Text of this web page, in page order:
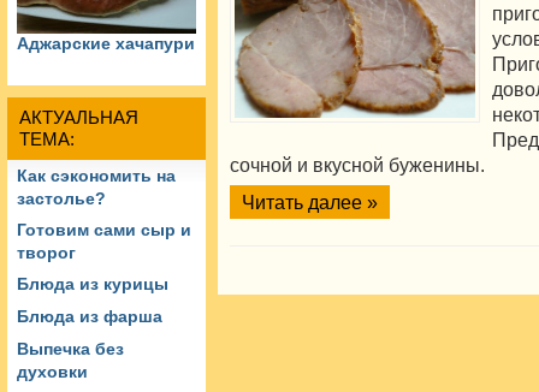
Аджарские хачапури
АКТУАЛЬНАЯ
ТЕМА:
Как сэкономить на
застолье?
Готовим сами сыр и
творог
Блюда из курицы
Блюда из фарша
Выпечка без
духовки
сочной и вкусной буженины.
Читать далее »